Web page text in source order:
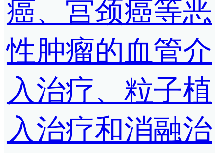
癌、宫颈癌等恶
性肿瘤的血管介
入治疗、粒子植
入治疗和消融治